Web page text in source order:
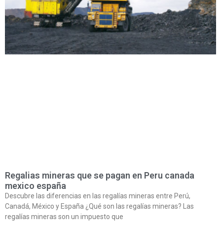
Regalias mineras que se pagan en Peru canada
mexico españa
Descubre las diferencias en las regalías mineras entre Perú,
Canadá, México y España ¿Qué son las regalías mineras? Las
regalías mineras son un impuesto que